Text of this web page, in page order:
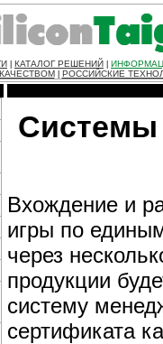
КАТАЛОГ РЕШЕНИЙ
КАЧЕСТВОМ
РОССИЙСКИЕ
Системы
Вхождение и
игры по
через
продукции
систему
сертификата